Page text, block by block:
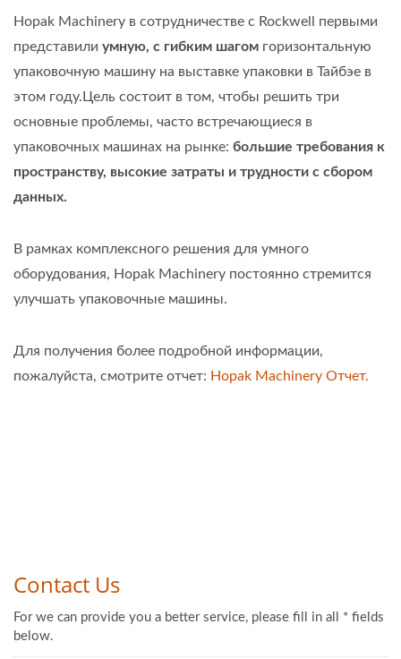
Hopak Machinery в сотрудничестве с Rockwell первыми
представили умную, с гибким шагом горизонтальную
упаковочную машину на выставке упаковки в Тайбэе в
этом году.Цель состоит в том, чтобы решить три
основные проблемы, часто встречающиеся в
упаковочных машинах на рынке: большие требования к
пространству, высокие затраты и трудности с сбором
данных.
В рамках комплексного решения для умного
оборудования, Hopak Machinery постоянно стремится
улучшать упаковочные машины.
Для получения более подробной информации,
пожалуйста, смотрите отчет: Hopak Machinery Отчет.